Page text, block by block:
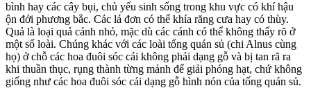
bình hay các cây bụi, chủ yếu sinh sống trong khu vực có khí hậu
ộn đới phương bắc. Các lá đơn có thể khía răng cưa hay có thùy.
Quả là loại quả cánh nhỏ, mặc dù các cánh có thể không thấy rõ ở
một số loài. Chúng khác với các loài tống quán sủ (chi Alnus cùng
họ) ở chỗ các hoa đuôi sóc cái không phải dạng gỗ và bị tan rã ra
khi thuần thục, rụng thành từng mảnh để giải phóng hạt, chứ không
giống như các hoa đuôi sóc cái dạng gỗ hình nón của tống quán sủ.